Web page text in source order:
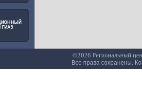
ГИА9
©2026 Региональный
Все права сохранены.